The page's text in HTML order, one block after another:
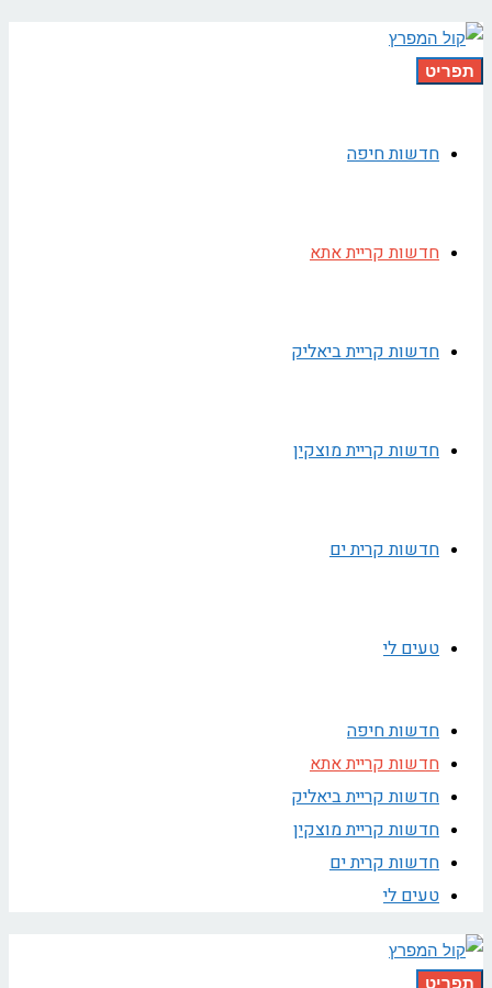
תפריט
חדשות חיפה
חדשות קריית אתא
חדשות קריית ביאליק
חדשות קריית מוצקין
חדשות קרית ים
טעים לי
חדשות חיפה
חדשות קריית אתא
חדשות קריית ביאליק
חדשות קריית מוצקין
חדשות קרית ים
טעים לי
תפריט